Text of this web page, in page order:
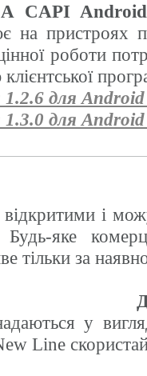
CAPI Android
на пристроях
роботи
клієнтської
1.2.6 для
1.3.0 для
відкритими і
Будь-яке
тільки за
у
Line